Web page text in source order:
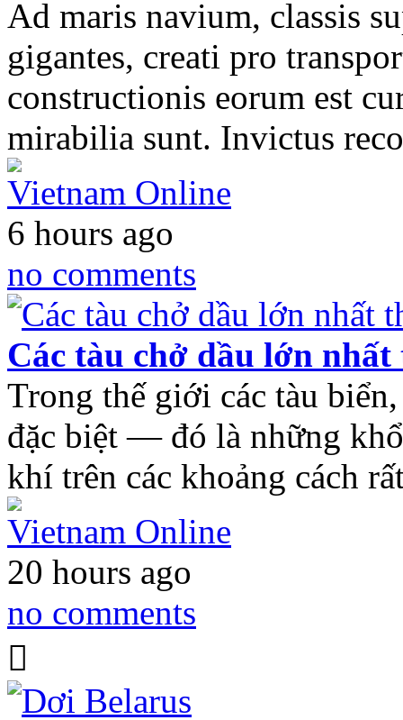
Ad maris navium, classis
gigantes, creati pro
constructionis eorum est
mirabilia sunt. Invictus
Vietnam Online
6 hours ago
no comments
Các tàu chở dầu lớn nhất
Trong thế giới các tàu
đặc biệt — đó là những
khí trên các khoảng cách
Vietnam Online
20 hours ago
no comments